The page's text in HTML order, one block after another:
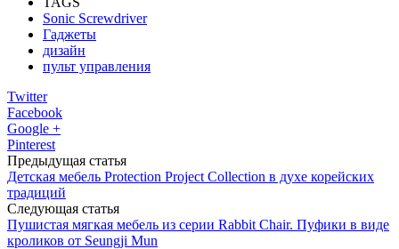
Sonic Screwdriver
Гаджеты
дизайн
пульт управления
Twitter
Facebook
Google +
Pinterest
Предыдущая статья
Детская мебель Protection Project Collection в духе корейских
традиций
Следующая статья
Пушистая мягкая мебель из серии Rabbit Chair. Пуфики в виде
кроликов от Seungji Mun